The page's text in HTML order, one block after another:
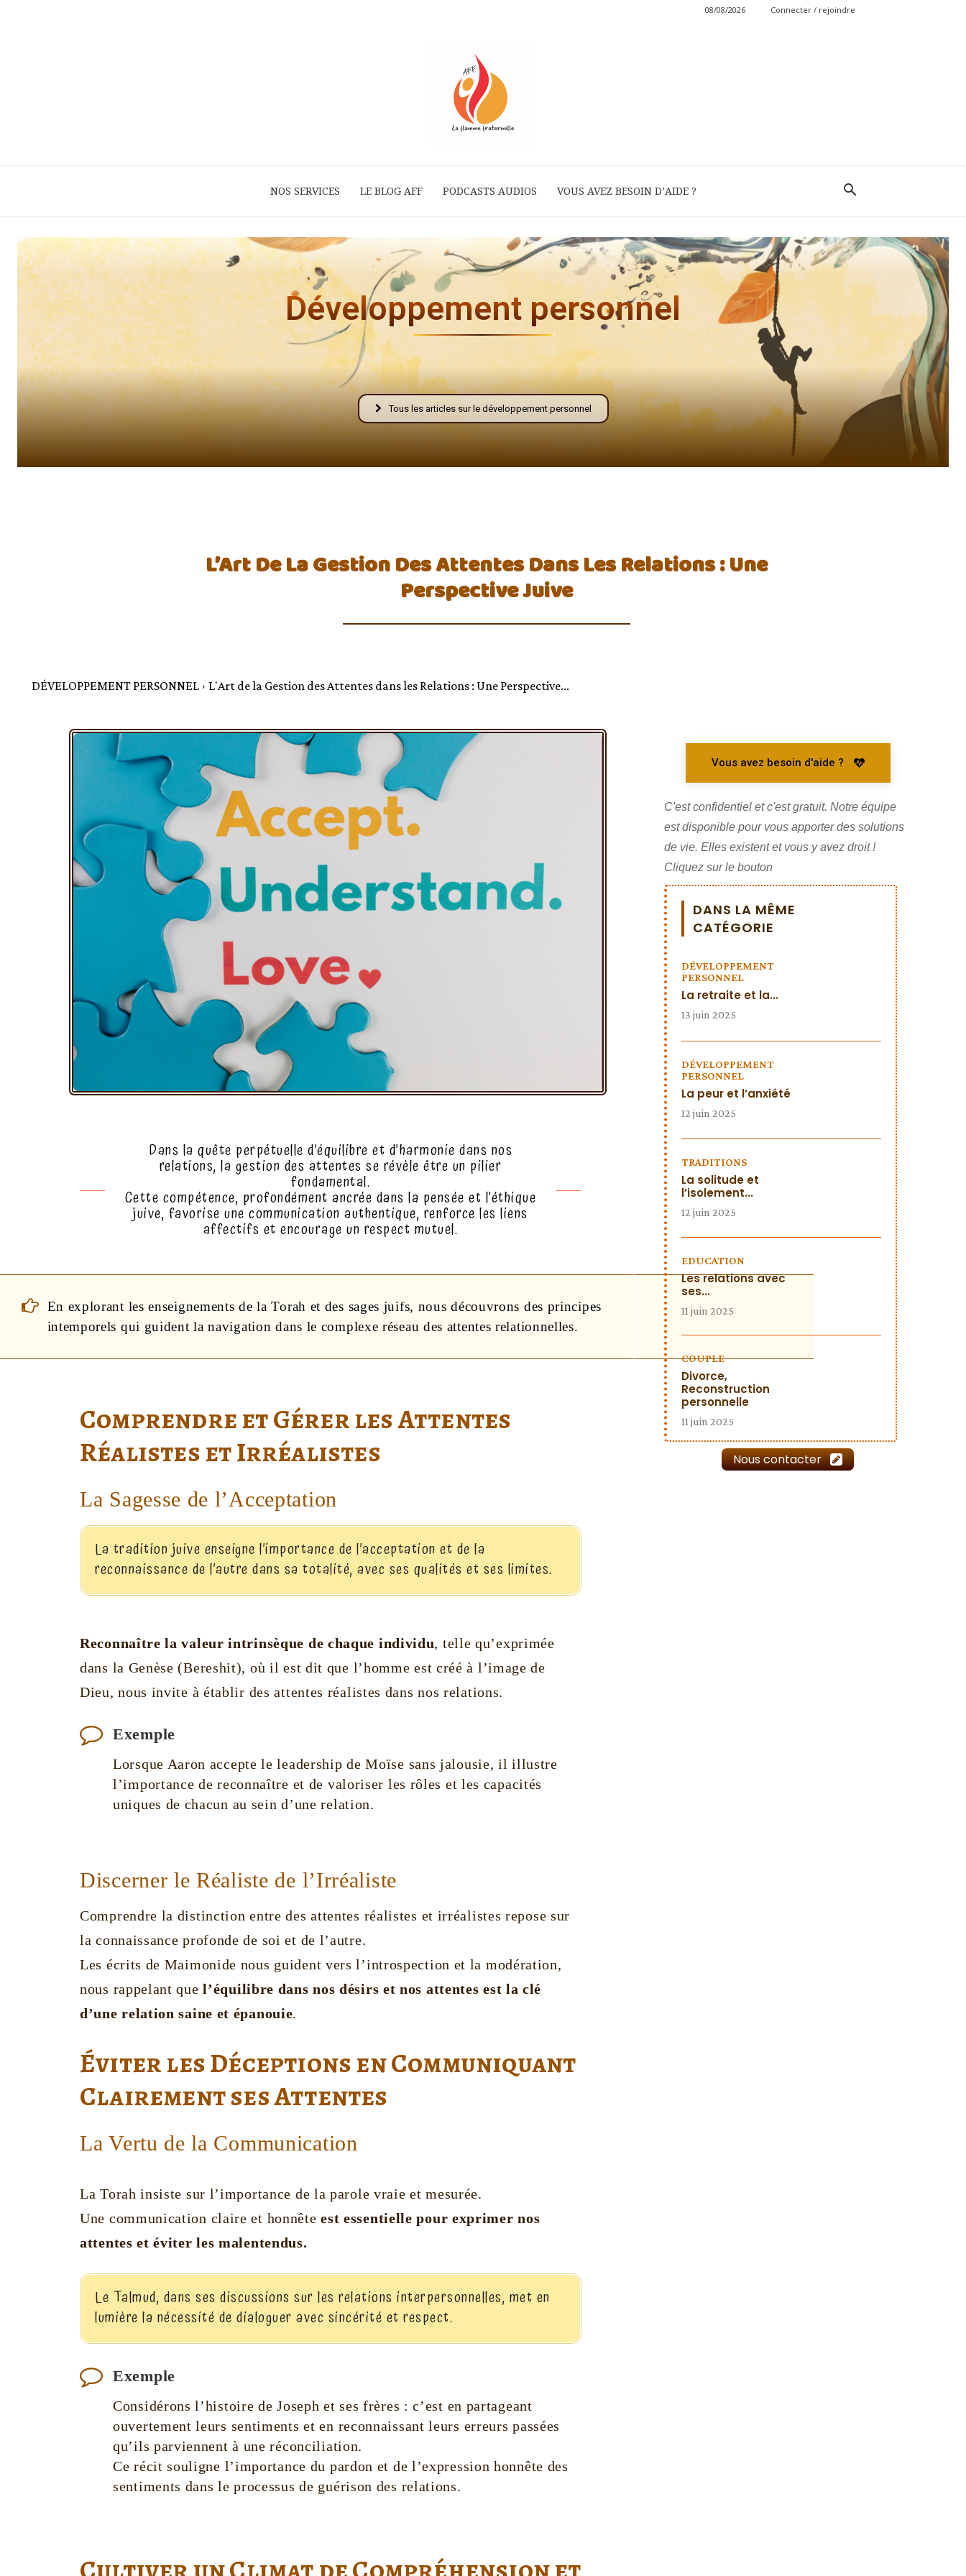
08/08/2026 Connecter / rejoindre
La
Fraternelle
AFF
NOS SERVICES LE BLOG AFF PODCASTS AUDIOS VOUS AVEZ BESOIN D’AIDE ?
Développement personnel
Tous les articles sur le développement personnel
L’Art De La Gestion Des Attentes Dans Les Relations : Une
Perspective Juive
DÉVELOPPEMENT PERSONNEL L'Art de la Gestion des Attentes dans les Relations : Une Perspective...
Dans la quête perpétuelle d’équilibre et d’harmonie dans nos
relations, la gestion des attentes se révèle être un pilier
fondamental.
Cette compétence, profondément ancrée dans la pensée et l’éthique
juive, favorise une communication authentique, renforce les liens
affectifs et encourage un respect mutuel.
En explorant les enseignements de la Torah et des sages juifs, nous découvrons des principes
intemporels qui guident la navigation dans le complexe réseau des attentes relationnelles.
Comprendre et Gérer les Attentes
Réalistes et Irréalistes
La Sagesse de l’Acceptation
La tradition juive enseigne l’importance de l’acceptation et de la
reconnaissance de l’autre dans sa totalité, avec ses qualités et ses limites.
Reconnaître la valeur intrinsèque de chaque individu, telle qu’exprimée
dans la Genèse (Bereshit), où il est dit que l’homme est créé à l’image de
Dieu, nous invite à établir des attentes réalistes dans nos relations.
Exemple
Lorsque Aaron accepte le leadership de Moïse sans jalousie, il illustre
l’importance de reconnaître et de valoriser les rôles et les capacités
uniques de chacun au sein d’une relation.
Discerner le Réaliste de l’Irréaliste
Comprendre la distinction entre des attentes réalistes et irréalistes repose sur
la connaissance profonde de soi et de l’autre.
Les écrits de Maimonide nous guident vers l’introspection et la modération,
nous rappelant quel’équilibre dans nos désirs et nos attentes est la clé
d’une relation saine et épanouie.
Éviter les Déceptions en Communiquant
Clairement ses Attentes
La Vertu de la Communication
La Torah insiste sur l’importance de la parole vraie et mesurée.
Une communication claire et honnêteest essentielle pour exprimer nos
attentes et éviter les malentendus.
Le Talmud, dans ses discussions sur les relations interpersonnelles, met en
lumière la nécessité de dialoguer avec sincérité et respect.
Exemple
Considérons l’histoire de Joseph et ses frères : c’est en partageant
ouvertement leurs sentiments et en reconnaissant leurs erreurs passées
qu’ils parviennent à une réconciliation.
Ce récit souligne l’importance du pardon et de l’expression honnête des
sentiments dans le processus de guérison des relations.
Vous avez besoin d'aide ?
C'est confidentiel et c'est gratuit. Notre équipe
est disponible pour vous apporter des solutions
de vie. Elles existent et vous y avez droit !
Cliquez sur le bouton
DANS LA MÊME
CATÉGORIE
DÉVELOPPEMENT
PERSONNEL
La retraite et la...
13 juin 2025
DÉVELOPPEMENT
PERSONNEL
La peur et l’anxiété
12 juin 2025
TRADITIONS
La solitude et
l’isolement...
12 juin 2025
EDUCATION
Les relations avec
ses...
11 juin 2025
COUPLE
Divorce,
Reconstruction
personnelle
11 juin 2025
Nous contacter